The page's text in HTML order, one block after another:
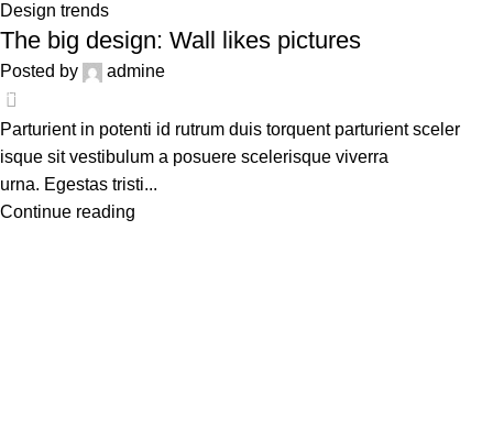
Design trends
The big design: Wall likes pictures
Posted by admine
15
Parturient in potenti id rutrum duis torquent parturient sceler
isque sit vestibulum a posuere scelerisque viverra
urna. Egestas tristi...
Continue reading